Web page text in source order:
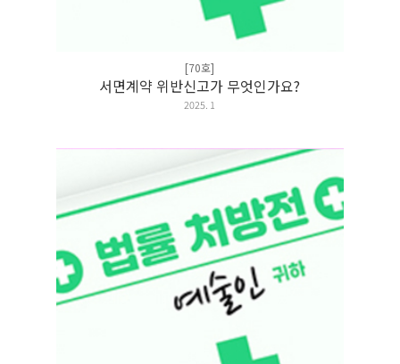
[70호]
서면계약 위반신고가 무엇인가요?
2025. 1